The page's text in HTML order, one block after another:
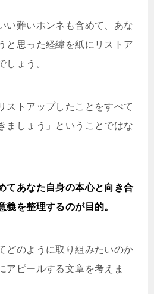
い難いホンネも含めて、あな
と思った経緯を紙にリストア
しょう。
ストアップしたことをすべて
ましょう」ということではな
てあなた自身の本心と向き合
義を整理するのが目的。
どのように取り組みたいのか
アピールする文章を考えま